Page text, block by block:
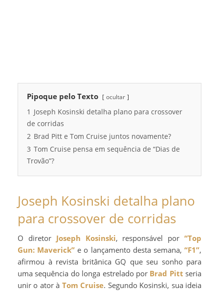
Pipoque pelo Texto ocultar
1 Joseph Kosinski detalha plano para crossover
de corridas
2 Brad Pitt e Tom Cruise juntos novamente?
3 Tom Cruise pensa em sequência de “Dias de
Trovão”?
Joseph Kosinski detalha plano
para crossover de corridas
O diretor Joseph Kosinski, responsável por“Top
Gun: Maverick” e o lançamento desta semana,“F1”,
afirmou à revista britânica GQ que seu sonho para
uma sequência do longa estrelado por Brad Pitt seria
unir o ator à Tom Cruise. Segundo Kosinski, sua ideia